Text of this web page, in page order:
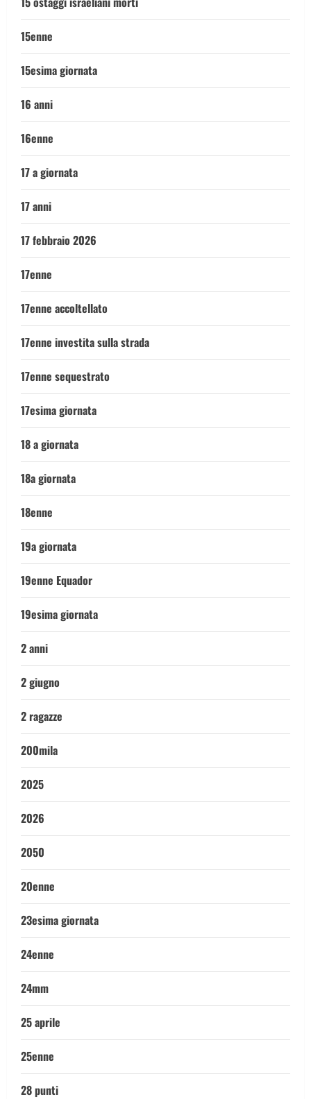
15enne
15esima giornata
16 anni
16enne
17 a giornata
17 anni
17 febbraio 2026
17enne
17enne accoltellato
17enne investita sulla strada
17enne sequestrato
17esima giornata
18 a giornata
18a giornata
18enne
19a giornata
19enne Equador
19esima giornata
2 anni
2 giugno
2 ragazze
200mila
2025
2026
2050
20enne
23esima giornata
24enne
24mm
25 aprile
25enne
28 punti